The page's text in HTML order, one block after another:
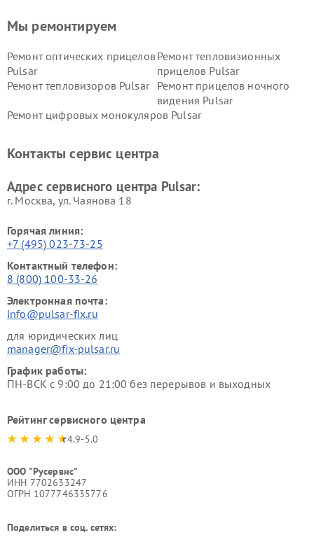
Мы ремонтируем
Ремонт оптических прицелов
Pulsar
Ремонт тепловизионных
прицелов Pulsar
Ремонт тепловизоров Pulsar
Ремонт прицелов ночного
видения Pulsar
Ремонт цифровых монокуляров Pulsar
Контакты сервис центра
Адрес сервисного центра Pulsar:
г. Москва, ул. Чаянова 18
Горячая линия:
+7 (495) 023-73-25
Контактный телефон:
8 (800) 100-33-26
Электронная почта:
info@pulsar-fix.ru
для юридических лиц
manager@fix-pulsar.ru
График работы:
ПН-ВСК с 9:00 до 21:00 без перерывов и выходных
Рейтинг сервисного центра
4.9-5.0
ООО "Русервис"
ИНН 7702633247
ОГРН 1077746335776
Поделиться в соц. сетях: